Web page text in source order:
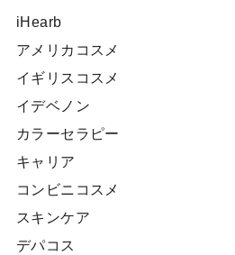
iHearb
アメリカコスメ
イギリスコスメ
イデベノン
カラーセラピー
キャリア
コンビニコスメ
スキンケア
デパコス